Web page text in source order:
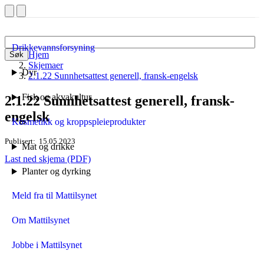
Søk
Drikkevannsforsyning
Dyr
Fisk og akvakultur
Kosmetikk og kroppspleieprodukter
Mat og drikke
Planter og dyrking
Meld fra til Mattilsynet
Om Mattilsynet
Jobbe i Mattilsynet
Hjem
Skjemaer
2.1.22 Sunnhetsattest generell, fransk-engelsk
2.1.22 Sunnhetsattest generell, fransk-
engelsk
Publisert 15.05.2023
Last ned skjema (PDF)